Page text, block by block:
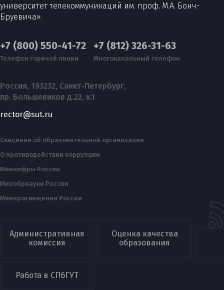
университет телекоммуникаций им. проф. М.А. Бонч-
Бруевича»
+7 (800) 550-41-72
Телефон горячей линии
+7 (812) 326-31-63
Многоканальный телефон
Россия, 193232, Санкт-Петербург,
пр. Большевиков д.22, к.1
rector@sut.ru
Сведения об образовательной организации
О противодействии коррупции
Минцифры России
Минобрнауки России
Минпросвещения России
Административная
комиссия
Оценка качества
образования
Работа в СПбГУТ